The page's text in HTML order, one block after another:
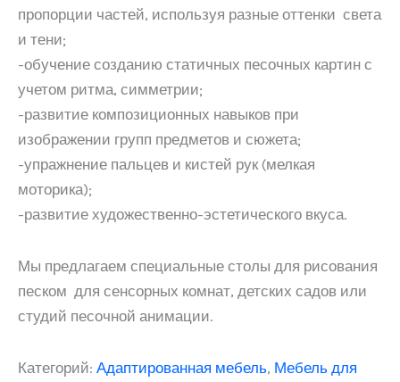
пропорции частей, используя разные оттенки света
и тени;
-обучение созданию статичных песочных картин с
учетом ритма, симметрии;
-развитие композиционных навыков при
изображении групп предметов и сюжета;
-упражнение пальцев и кистей рук (мелкая
моторика);
-развитие художественно-эстетического вкуса.
Мы предлагаем специальные столы для рисования
песком для сенсорных комнат, детских садов или
студий песочной анимации.
Категорий: Адаптированная мебель, Мебель для